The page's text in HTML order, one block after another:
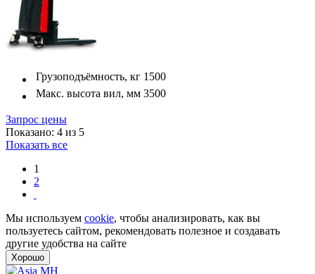
Грузоподъёмность, кг 1500
Макс. высота вил, мм 3500
Запрос цены
Показано: 4 из 5
Показать все
1
2
Мы используем cookie, чтобы анализировать, как вы
пользуетесь сайтом, рекомендовать полезное и создавать
другие удобства на сайте
Хорошо